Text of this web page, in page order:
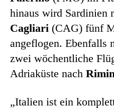
hinaus wird Sardinien
Cagliari (CAG) fünf
angeflogen. Ebenfalls
zwei wöchentliche
Adriaküste nach
„Italien ist ein